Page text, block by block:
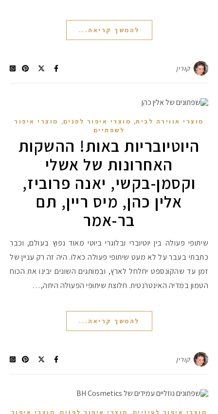
להמשך קריאה...
קורין
מוצרי אווירה לבית, מוצרי איפור לפנים, מוצרי איפור
לשפתיים
היוטיובריות באות! ההשקות
האחרונות של אשלי
וקסמן-בקשי, יאנה פרוביז,
אלין כהן, מיס ריין, תם
בר-אמר
שיתופי פעולה בין יוטיוברי ובלוגרי ביוטי מאוד נפוץ בעולם, וכבר
כתבתי בעבר על לא מעט שיתופי פעולה כאלו. היה זה רק עניין של
זמן עד שהקונספט יחלחל לארץ, ובמותגים השונים יבינו את הכוח
הטמון במדיה האינטרנטית. חלוצת שיתופי הפעולה היתה,…
להמשך קריאה...
קורין
מוצרי איפור לעיניים, מוצרי איפור לפנים, מוצרי איפור